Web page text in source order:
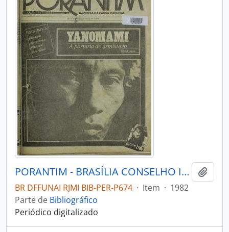
PORANTIM - BRASÍLIA CONSELHO INDIGENISTA MISSIONÁRIO - 1982 - Nº38
BR DFFUNAI RJMI BIB-PER-P674 · Item · 1982
Parte de Bibliográfico
Periódico digitalizado